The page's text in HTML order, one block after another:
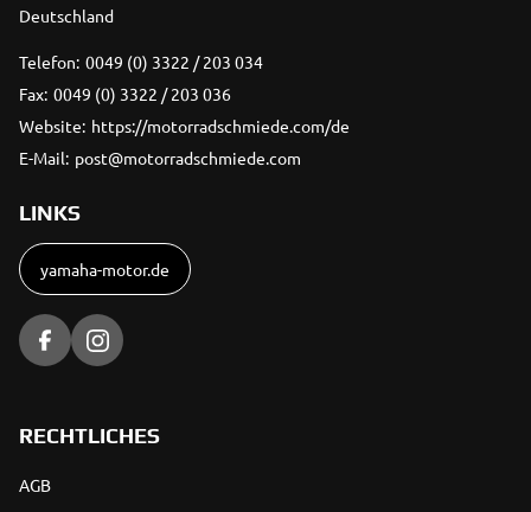
Deutschland
Telefon: 0049 (0) 3322 / 203 034
Fax: 0049 (0) 3322 / 203 036
Website: https://motorradschmiede.com/de
E-Mail: post@motorradschmiede.com
LINKS
yamaha-motor.de
RECHTLICHES
AGB